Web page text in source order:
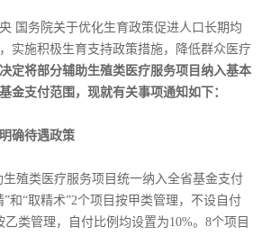
国务院关于优化生育政策促进人口长期均
实施积极生育支持政策措施，降低群众医疗
决定将部分辅助生殖类医疗服务项目纳入基本
金支付范围，现就有关事项通知如下：
确待遇政策
生殖类医疗服务项目统一纳入全省基金支付
和“取精术”2个项目按甲类管理，不设自付
乙类管理，自付比例均设置为10%。8个项目